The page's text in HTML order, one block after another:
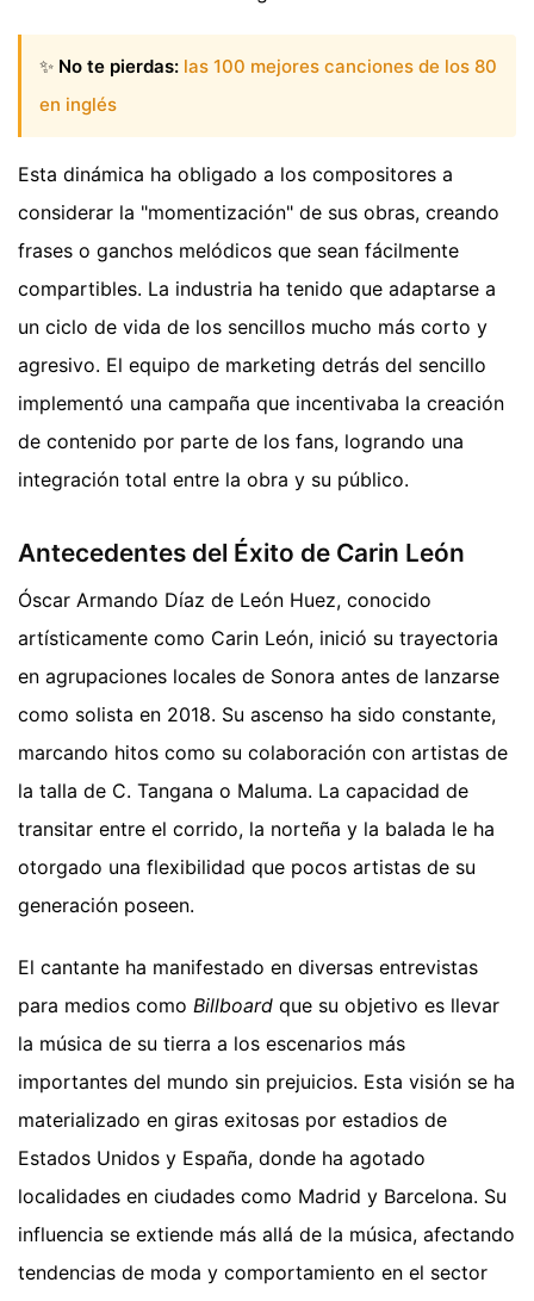
✨ No te pierdas: las 100 mejores canciones de los 80
en inglés
Esta dinámica ha obligado a los compositores a
considerar la "momentización" de sus obras, creando
frases o ganchos melódicos que sean fácilmente
compartibles. La industria ha tenido que adaptarse a
un ciclo de vida de los sencillos mucho más corto y
agresivo. El equipo de marketing detrás del sencillo
implementó una campaña que incentivaba la creación
de contenido por parte de los fans, logrando una
integración total entre la obra y su público.
Antecedentes del Éxito de Carin León
Óscar Armando Díaz de León Huez, conocido
artísticamente como Carin León, inició su trayectoria
en agrupaciones locales de Sonora antes de lanzarse
como solista en 2018. Su ascenso ha sido constante,
marcando hitos como su colaboración con artistas de
la talla de C. Tangana o Maluma. La capacidad de
transitar entre el corrido, la norteña y la balada le ha
otorgado una flexibilidad que pocos artistas de su
generación poseen.
El cantante ha manifestado en diversas entrevistas
para medios como Billboard que su objetivo es llevar
la música de su tierra a los escenarios más
importantes del mundo sin prejuicios. Esta visión se ha
materializado en giras exitosas por estadios de
Estados Unidos y España, donde ha agotado
localidades en ciudades como Madrid y Barcelona. Su
influencia se extiende más allá de la música, afectando
tendencias de moda y comportamiento en el sector